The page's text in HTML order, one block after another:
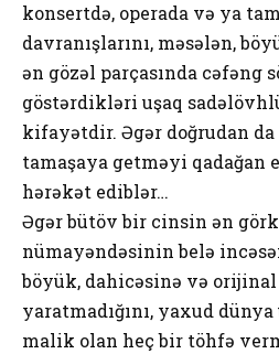
konsertdə, operada və ya
davranışlarını, məsələn,
ən gözəl parçasında cəfəng
göstərdikləri uşaq
kifayətdir. Əgər doğrudan
tamaşaya getməyi qadağan
hərəkət ediblər…
Əgər bütöv bir cinsin ən
nümayəndəsinin belə
böyük, dahicəsinə və
yaratmadığını, yaxud
malik olan heç bir töhfə